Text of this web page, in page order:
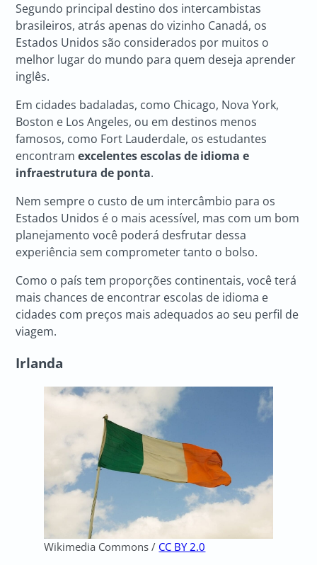
Segundo principal destino dos intercambistas
brasileiros, atrás apenas do vizinho Canadá, os
Estados Unidos são considerados por muitos o
melhor lugar do mundo para quem deseja aprender
inglês.
Em cidades badaladas, como Chicago, Nova York,
Boston e Los Angeles, ou em destinos menos
famosos, como Fort Lauderdale, os estudantes
encontramexcelentes escolas de idioma e
infraestrutura de ponta.
Nem sempre o custo de um intercâmbio para os
Estados Unidos é o mais acessível, mas com um bom
planejamento você poderá desfrutar dessa
experiência sem comprometer tanto o bolso.
Como o país tem proporções continentais, você terá
mais chances de encontrar escolas de idioma e
cidades com preços mais adequados ao seu perfil de
viagem.
Irlanda
Wikimedia Commons / CC BY 2.0